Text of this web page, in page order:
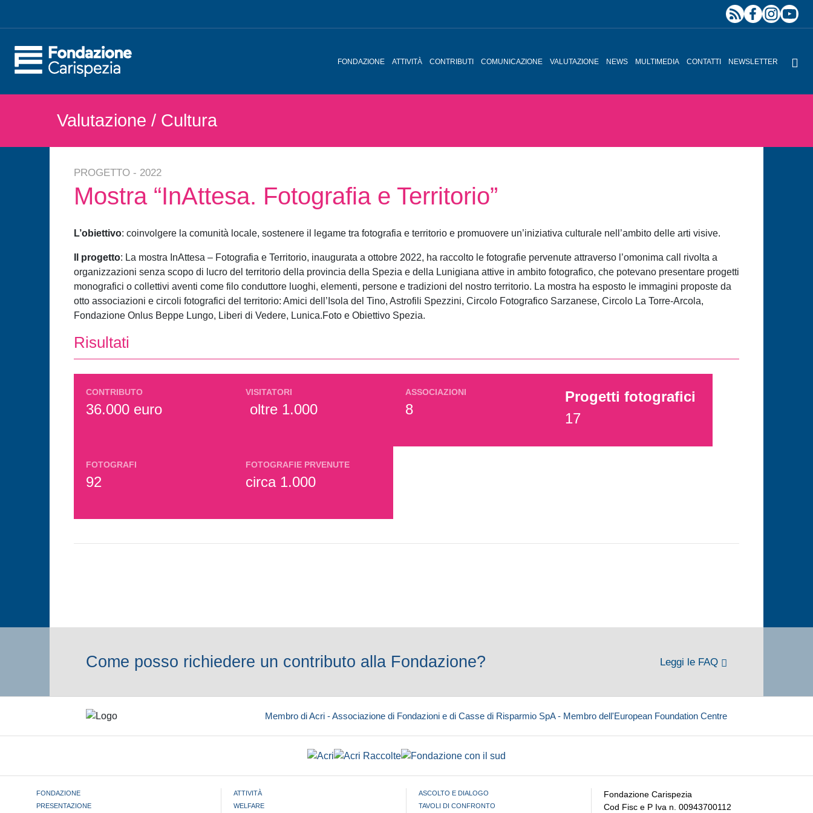
FONDAZIONE ATTIVITÀ CONTRIBUTI COMUNICAZIONE VALUTAZIONE NEWS MULTIMEDIA CONTATTI NEWSLETTER
Valutazione / Cultura
PROGETTO - 2022
Mostra “InAttesa. Fotografia e Territorio”
L’obiettivo: coinvolgere la comunità locale, sostenere il legame tra fotografia e territorio e promuovere un’iniziativa culturale nell’ambito delle arti visive.
Il progetto: La mostra InAttesa – Fotografia e Territorio, inaugurata a ottobre 2022, ha raccolto le fotografie pervenute attraverso l’omonima call rivolta a
organizzazioni senza scopo di lucro del territorio della provincia della Spezia e della Lunigiana attive in ambito fotografico, che potevano presentare progetti
monografici o collettivi aventi come filo conduttore luoghi, elementi, persone e tradizioni del nostro territorio. La mostra ha esposto le immagini proposte da
otto associazioni e circoli fotografici del territorio: Amici dell’Isola del Tino, Astrofili Spezzini, Circolo Fotografico Sarzanese, Circolo La Torre-Arcola,
Fondazione Onlus Beppe Lungo, Liberi di Vedere, Lunica.Foto e Obiettivo Spezia.
Risultati
CONTRIBUTO
36.000 euro
VISITATORI
oltre 1.000
ASSOCIAZIONI
8
Progetti fotografici
17
FOTOGRAFI
92
FOTOGRAFIE PRVENUTE
circa 1.000
Come posso richiedere un contributo alla Fondazione? Leggi le FAQ
Membro di Acri - Associazione di Fondazioni e di Casse di Risparmio SpA - Membro dell'European Foundation Centre
FONDAZIONE
PRESENTAZIONE
ATTIVITÀ
WELFARE
ASCOLTO E DIALOGO
TAVOLI DI CONFRONTO
Fondazione Carispezia
Cod Fisc e P Iva n. 00943700112